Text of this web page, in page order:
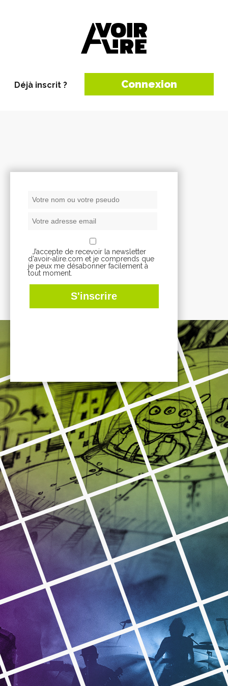
Déjà inscrit ? Connexion
J’accepte de recevoir la newsletter
d'avoir-alire.com et je comprends que
je peux me désabonner facilement à
tout moment.